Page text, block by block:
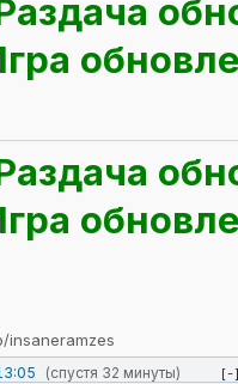
insaneramzes
(спустя 32 минуты) [-